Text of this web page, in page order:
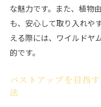
な魅力です。また、植物
も、安心して取り入れや
える際には、ワイルドヤ
的です。
バストアップを目指
法